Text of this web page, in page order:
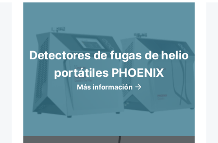
Detectores de fugas de helio
portátiles PHOENIX
Más información